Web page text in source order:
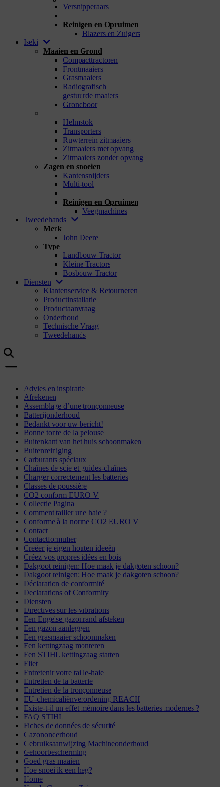
Versnipperaars
Reinigen en Opruimen
Blazers en Zuigers
Iseki
Maaien en Grond
Compacttractoren
Frontmaaiers
Grasmaaiers
Radiografisch
gestuurde maaiers
Grondboor
Helmstok
Transporters
Ruwterrein zitmaaiers
Zitmaaiers met opvang
Zitmaaiers zonder opvang
Zagen en snoeien
Kantensnijders
Multi-tool
Reinigen en Opruimen
Veegmachines
Tweedehands
Merk
John Deere
Type
Landbouw Tractor
Kleine Tractors
Bosbouw Tractor
Diensten
Klantenservice & Retourneren
Productinstallatie
Productaanvraag
Onderhoud
Technische Vraag
Tweedehands
Advies en inspiratie
Afrekenen
Assemblage d’une tronçonneuse
Batterijonderhoud
Bedankt voor uw bericht!
Bonne tonte de la pelouse
Buitenkant van het huis schoonmaken
Buitenreiniging
Carburants spéciaux
Chaînes de scie et guides-chaînes
Charger correctement les batteries
Classes de poussière
CO2 conform EURO V
Collectie Pagina
Comment tailler une haie ?
Conforme à la norme CO2 EURO V
Contact
Contactformulier
Creëer je eigen houten ideeën
Créez vos propres idées en bois
Dakgoot reinigen: Hoe maak je dakgoten schoon?
Dakgoot reinigen: Hoe maak je dakgoten schoon?
Déclaration de conformité
Declarations of Conformity
Diensten
Directives sur les vibrations
Een Engelse gazonrand afsteken
Een gazon aanleggen
Een grasmaaier schoonmaken
Een kettingzaag monteren
Een STIHL kettingzaag starten
Eliet
Entretenir votre taille-haie
Entretien de la batterie
Entretien de la tronçonneuse
EU-chemicaliënverordening REACH
Existe-t-il un effet mémoire dans les batteries modernes ?
FAQ STIHL
Fiches de données de sécurité
Gazononderhoud
Gebruiksaanwijzing Machineonderhoud
Gehoorbescherming
Goed gras maaien
Hoe snoei ik een heg?
Home